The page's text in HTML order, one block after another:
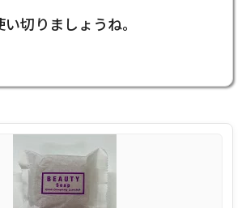
い切りましょうね。